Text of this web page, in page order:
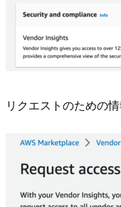
リクエストのための